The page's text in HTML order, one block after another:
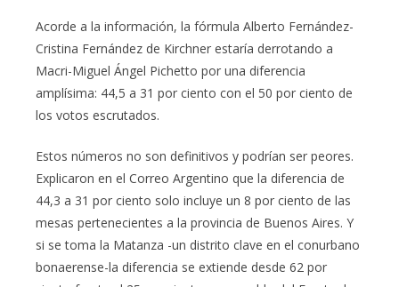
Acorde a la información, la fórmula Alberto Fernández-
Cristina Fernández de Kirchner estaría derrotando a
Macri-Miguel Ángel Pichetto por una diferencia
amplísima: 44,5 a 31 por ciento con el 50 por ciento de
los votos escrutados.
Estos números no son definitivos y podrían ser peores.
Explicaron en el Correo Argentino que la diferencia de
44,3 a 31 por ciento solo incluye un 8 por ciento de las
mesas pertenecientes a la provincia de Buenos Aires. Y
si se toma la Matanza -un distrito clave en el conurbano
bonaerense-la diferencia se extiende desde 62 por